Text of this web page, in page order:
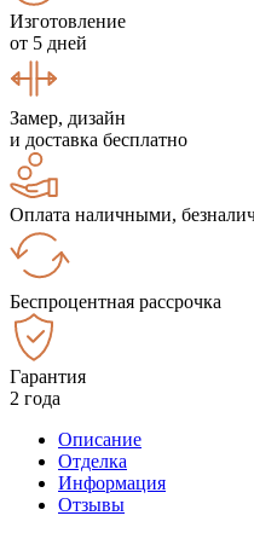
Изготовление
от 5 дней
Замер, дизайн
и доставка бесплатно
Оплата наличными,
Беспроцентная рассрочка
Гарантия
2 года
Описание
Отделка
Информация
Отзывы